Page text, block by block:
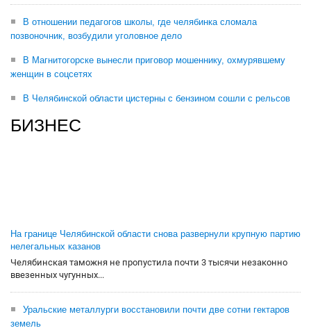
В отношении педагогов школы, где челябинка сломала
позвоночник, возбудили уголовное дело
В Магнитогорске вынесли приговор мошеннику, охмурявшему
женщин в соцсетях
В Челябинской области цистерны с бензином сошли с рельсов
БИЗНЕС
На границе Челябинской области снова развернули крупную партию
нелегальных казанов
Челябинская таможня не пропустила почти 3 тысячи незаконно
ввезенных чугунных...
Уральские металлурги восстановили почти две сотни гектаров
земель